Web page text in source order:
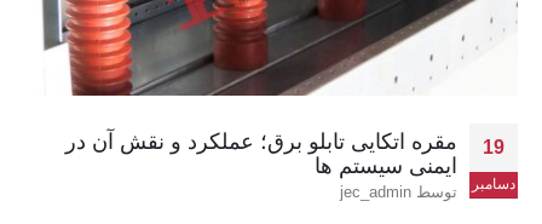
19
دسامبر
مقره اتکایی تابلو برق؛ عملکرد و نقش آن در
ایمنی سیستم ها
توسط jec_admin